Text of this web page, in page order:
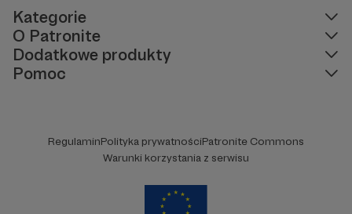
Kategorie
O Patronite
Dodatkowe produkty
Pomoc
RegulaminPolityka prywatnościPatronite Commons
Warunki korzystania z serwisu